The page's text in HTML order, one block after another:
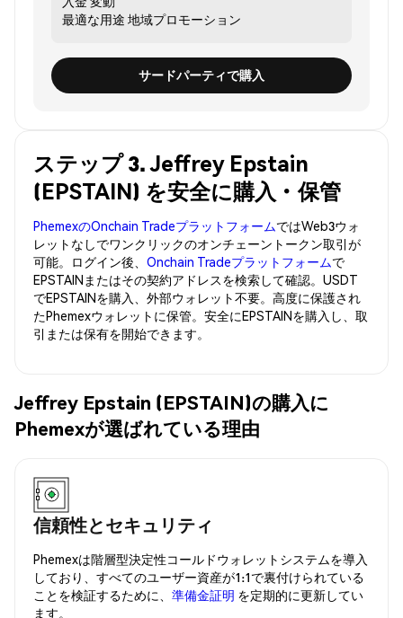
最適な用途 地域プロモーション
サードパーティで購入
ステップ 3. Jeffrey Epstain
(EPSTAIN) を安全に購入・保管
PhemexのOnchain TradeプラットフォームではWeb3ウォ
レットなしでワンクリックのオンチェーントークン取引が
可能。ログイン後、 Onchain Tradeプラットフォームで
EPSTAINまたはその契約アドレスを検索して確認。USDT
でEPSTAINを購入、外部ウォレット不要。高度に保護され
たPhemexウォレットに保管。安全にEPSTAINを購入し、取
引または保有を開始できます。
Jeffrey Epstain (EPSTAIN)の購入に
Phemexが選ばれている理由
信頼性とセキュリティ
Phemexは階層型決定性コールドウォレットシステムを導入
しており、すべてのユーザー資産が1:1で裏付けられている
ことを検証するために、 準備金証明 を定期的に更新してい
ます。